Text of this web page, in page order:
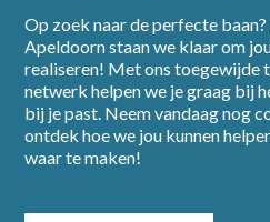
Home
Partners
Vacatures
Op zoek naar de perfecte
Apeldoorn staan we klaar om
realiseren! Met ons toegewijde
netwerk helpen we je graag bij
bij je past. Neem vandaag nog
ontdek hoe we jou kunnen
waar te maken!